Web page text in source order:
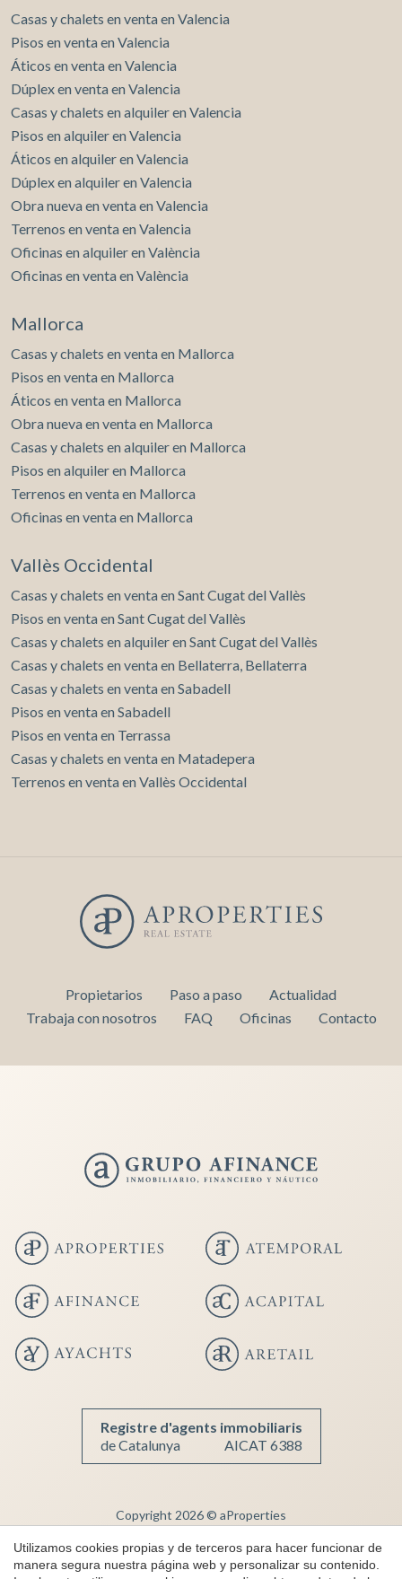
Casas y chalets en venta en Valencia
Pisos en venta en Valencia
Áticos en venta en Valencia
Dúplex en venta en Valencia
Casas y chalets en alquiler en Valencia
Pisos en alquiler en Valencia
Áticos en alquiler en Valencia
Dúplex en alquiler en Valencia
Obra nueva en venta en Valencia
Terrenos en venta en Valencia
Oficinas en alquiler en València
Oficinas en venta en València
Mallorca
Casas y chalets en venta en Mallorca
Pisos en venta en Mallorca
Áticos en venta en Mallorca
Obra nueva en venta en Mallorca
Casas y chalets en alquiler en Mallorca
Pisos en alquiler en Mallorca
Terrenos en venta en Mallorca
Oficinas en venta en Mallorca
Vallès Occidental
Casas y chalets en venta en Sant Cugat del Vallès
Pisos en venta en Sant Cugat del Vallès
Casas y chalets en alquiler en Sant Cugat del Vallès
Casas y chalets en venta en Bellaterra, Bellaterra
Casas y chalets en venta en Sabadell
Pisos en venta en Sabadell
Pisos en venta en Terrassa
Casas y chalets en venta en Matadepera
Terrenos en venta en Vallès Occidental
Propietarios Paso a paso
Actualidad
Trabaja con nosotros
FAQ Oficinas Contacto
Registre d'agents immobiliaris
de Catalunya
AICAT 6388
Copyright 2026 © aProperties
Inmobiliaria de lujo
AICAT 6388
Utilizamos cookies propias y de terceros para hacer funcionar de
manera segura nuestra página web y personalizar su contenido.